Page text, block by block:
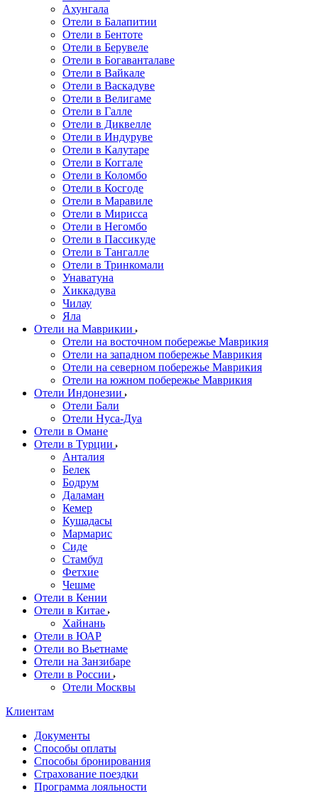
Ахунгала
Отели в Балапитии
Отели в Бентоте
Отели в Берувеле
Отели в Богаванталаве
Отели в Вайкале
Отели в Васкадуве
Отели в Велигаме
Отели в Галле
Отели в Диквелле
Отели в Индуруве
Отели в Калутаре
Отели в Коггале
Отели в Коломбо
Отели в Косгоде
Отели в Маравиле
Отели в Мирисса
Отели в Негомбо
Отели в Пассикуде
Отели в Тангалле
Отели в Тринкомали
Унаватуна
Хиккадува
Чилау
Яла
Отели на Маврикии
Отели на восточном побережье Маврикия
Отели на западном побережье Маврикия
Отели на северном побережье Маврикия
Отели на южном побережье Маврикия
Отели Индонезии
Отели Бали
Отели Нуса-Дуа
Отели в Омане
Отели в Турции
Анталия
Белек
Бодрум
Даламан
Кемер
Кушадасы
Мармарис
Сиде
Стамбул
Фетхие
Чешме
Отели в Кении
Отели в Китае
Хайнань
Отели в ЮАР
Отели во Вьетнаме
Отели на Занзибаре
Отели в России
Отели Москвы
Клиентам
Документы
Способы оплаты
Способы бронирования
Страхование поездки
Программа лояльности